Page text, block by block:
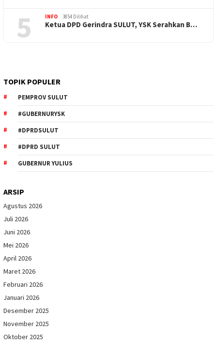
5
INFO 3854 Dilihat
Ketua DPD Gerindra SULUT, YSK Serahkan B…
TOPIK POPULER
PEMPROV SULUT
#GUBERNURYSK
#DPRDSULUT
#DPRD SULUT
GUBERNUR YULIUS
ARSIP
Agustus 2026
Juli 2026
Juni 2026
Mei 2026
April 2026
Maret 2026
Februari 2026
Januari 2026
Desember 2025
November 2025
Oktober 2025